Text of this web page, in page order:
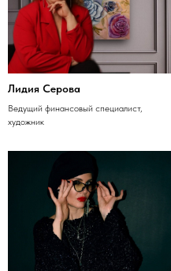
Лидия Серова
Ведущий финансовый специалист,
художник